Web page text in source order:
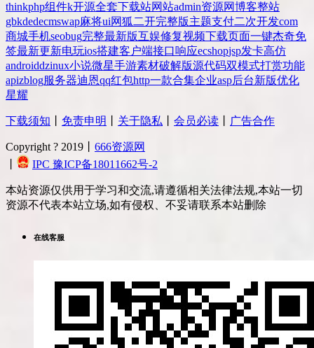
thinkphp组件k开源全套下载站网站admin资源网博客整站
gbkdedecmswap麻将ui网狐 二开完整版主题支付二次开发com
商城手机seobug完整最新版互娱修复视频下载页面一键杰奇免
签最新更新电玩ios搭建客户端接口响应ecshopjsp发卡高仿
androiddzinux小说微星手游素材破解版源代码双模式打赏功能
apizblog服务器迪恩qq红包http一款合集企业asp后台新版优化
星耀
下载须知 免责申明 关于隐私 会员必读 广告合作
Copyright ? 2019丨 666资源网
IPC 豫ICP备18011662号-2
本站资源仅供用于学习和交流,请遵循相关法律法规,本站一切
资源不代表本站立场,如有侵权、不妥请联系本站删除
在线客服